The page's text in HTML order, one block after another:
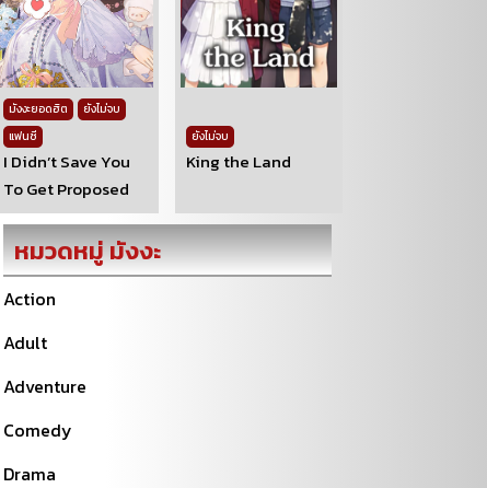
มังงะยอดฮิต
ยังไม่จบ
แฟนซี
I Didn’t Save You
To Get Proposed
ยังไม่จบ
King the Land
หมวดหมู่ มังงะ
Action
Adult
Adventure
Comedy
Drama